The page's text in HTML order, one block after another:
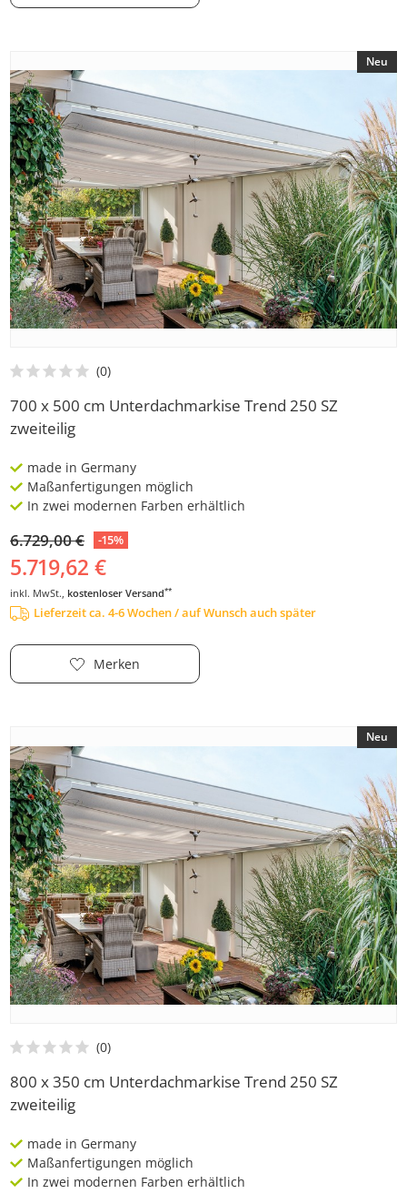
Neu
700 x 500 cm Unterdachmarkise Trend 250 SZ
zweiteilig
made in Germany
Maßanfertigungen möglich
In zwei modernen Farben erhältlich
6.729,00 € -15%
5.719,62 €
inkl. MwSt., kostenloser Versand**
Lieferzeit ca. 4-6 Wochen / auf Wunsch auch später
Merken
Neu
800 x 350 cm Unterdachmarkise Trend 250 SZ
zweiteilig
made in Germany
Maßanfertigungen möglich
In zwei modernen Farben erhältlich